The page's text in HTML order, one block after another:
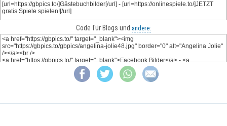
Code für Blogs und andere: